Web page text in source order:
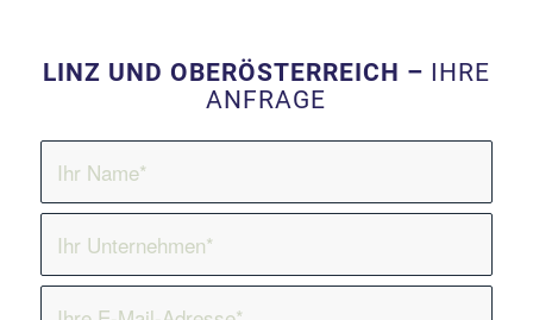
LINZ UND OBERÖSTERREICH – IHRE
ANFRAGE